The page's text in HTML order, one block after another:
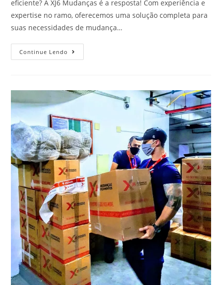
eficiente? A XJ6 Mudanças é a resposta! Com experiência e
expertise no ramo, oferecemos uma solução completa para
suas necessidades de mudança…
Continue Lendo